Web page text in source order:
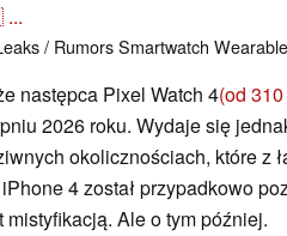
...
/ RumorsSmartwatch Wearable
następca Pixel Watch 4(od
2026 roku. Wydaje się
okolicznościach, które z
4 został przypadkowo
mistyfikacją. Ale o tym później.